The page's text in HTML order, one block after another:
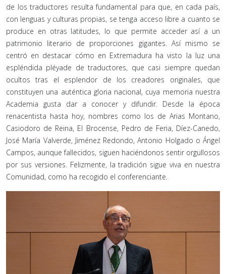
de los traductores resulta fundamental para que, en cada país,
con lenguas y culturas propias, se tenga acceso libre a cuanto se
produce en otras latitudes, lo que permite acceder así a un
patrimonio literario de proporciones gigantes. Así mismo se
centró en destacar cómo en Extremadura ha visto la luz una
espléndida pléyade de traductores, que casi siempre quedan
ocultos tras el esplendor de los creadores originales, que
constituyen una auténtica gloria nacional, cuya memoria nuestra
Academia gusta dar a conocer y difundir. Desde la época
renacentista hasta hoy, nombres como los de Arias Montano,
Casiodoro de Reina, El Brocense, Pedro de Feria, Díez-Canedo,
José María Valverde, Jiménez Redondo, Antonio Holgado o Ángel
Campos, aunque fallecidos, siguen haciéndonos sentir orgullosos
por sus versiones. Felizmente, la tradición sigue viva en nuestra
Comunidad, como ha recogido el conferenciante.